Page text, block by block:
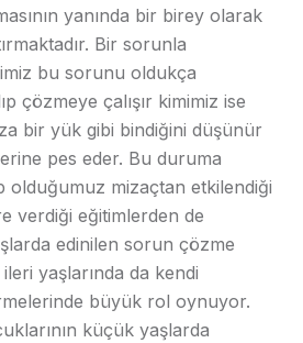
yanında bir birey olarak
Bir sorunla
bu sorunu oldukça
çözmeye çalışır kimimiz ise
bir yük gibi bindiğini düşünür
pes eder. Bu duruma
olduğumuz mizaçtan etkilendiği
verdiği eğitimlerden de
edinilen sorun çözme
yaşlarında da kendi
büyük rol oynuyor.
küçük yaşlarda